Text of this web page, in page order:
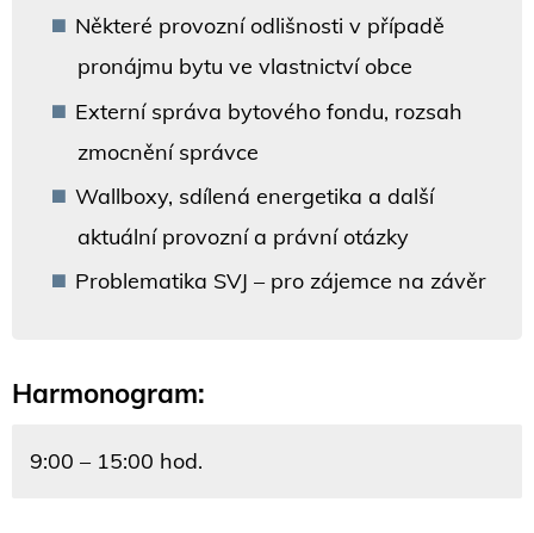
Některé provozní odlišnosti v případě
pronájmu bytu ve vlastnictví obce
Externí správa bytového fondu, rozsah
zmocnění správce
Wallboxy, sdílená energetika a další
aktuální provozní a právní otázky
Problematika SVJ – pro zájemce na závěr
Harmonogram:
9:00 – 15:00 hod.